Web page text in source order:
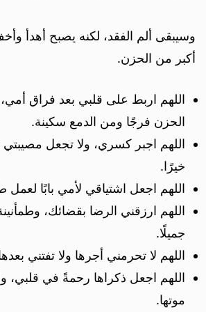
وسيبقى ألم الفقد، لكنه يصبح أهدأ
أكبر من الحزن.
اللهم اربط على قلبي بعد فراق
الحزن فرجًا ومن الدمع سكينة.
اللهم اجبر كسري، ولا تجعل
خيرًا.
اللهم اجعل اشتياقي لأمي بابًا لعمل
اللهم ارزقني الرضا بقضائك،
جميلًا.
اللهم لا تحرمني أجرها ولا تفتني
اللهم اجعل ذكراها رحمةً في قلبي،
موتها.